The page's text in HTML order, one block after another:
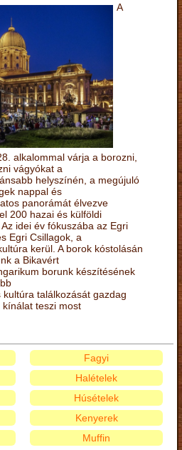
A
alkalommal várja a borozni,
vágyókat a
helyszínén, a megújuló
nappal és
panorámát élvezve
200 hazai és külföldi
idei év fókuszába az Egri
Egri Csillagok, a
kerül. A borok kóstolásán
a Bikavért
borunk készítésének
találkozását gazdag
teszi most
Fagyi
Halételek
Húsételek
Kenyerek
Muffin